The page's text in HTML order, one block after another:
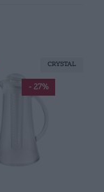
- 27%
CRYSTAL